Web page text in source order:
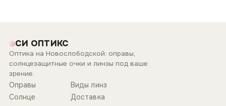
СИ ОПТИКС
Оптика на Новослободской: оправы,
солнцезащитные очки и линзы под ваше
зрение.
Оправы
Солнце
Виды линз
Доставка